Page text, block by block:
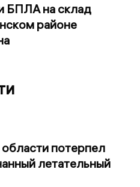
БПЛА на склад
районе
потерпел
летательный